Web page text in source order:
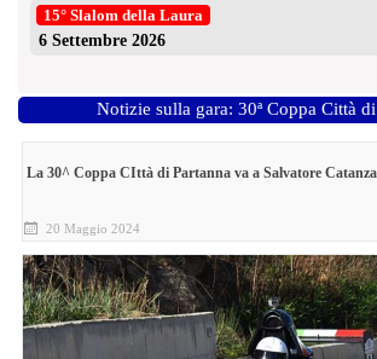
15° Slalom della Laura
6 Settembre 2026
Notizie sulla gara: 30ª Coppa Città di
La 30^ Coppa CIttà di Partanna va a Salvatore
20 Maggio 2024